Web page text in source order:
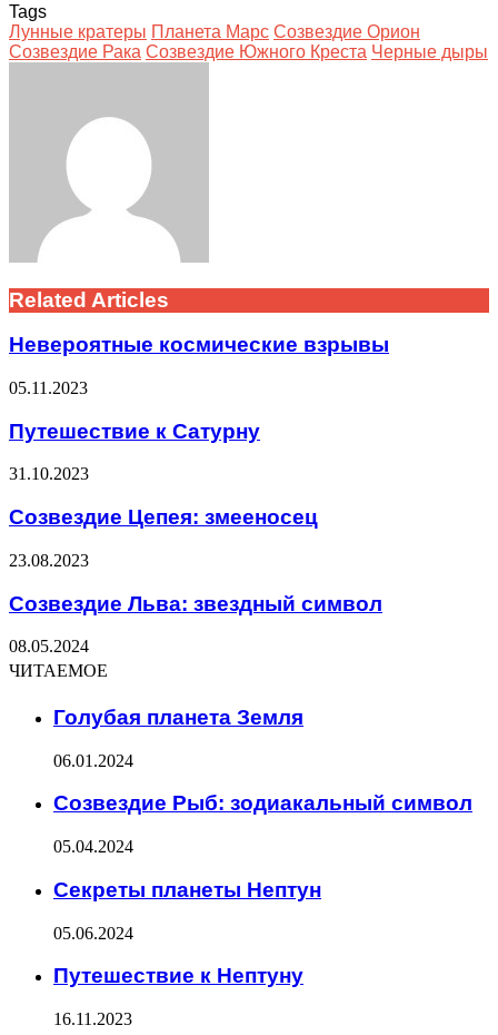
Tags
Лунные кратеры Планета Марс Созвездие Орион
Созвездие Рака Созвездие Южного Креста Черные дыры
Related Articles
Невероятные космические взрывы
05.11.2023
Путешествие к Сатурну
31.10.2023
Созвездие Цепея: змееносец
23.08.2023
Созвездие Льва: звездный символ
08.05.2024
ЧИТАЕМОЕ
Голубая планета Земля
06.01.2024
Созвездие Рыб: зодиакальный символ
05.04.2024
Секреты планеты Нептун
05.06.2024
Путешествие к Нептуну
16.11.2023